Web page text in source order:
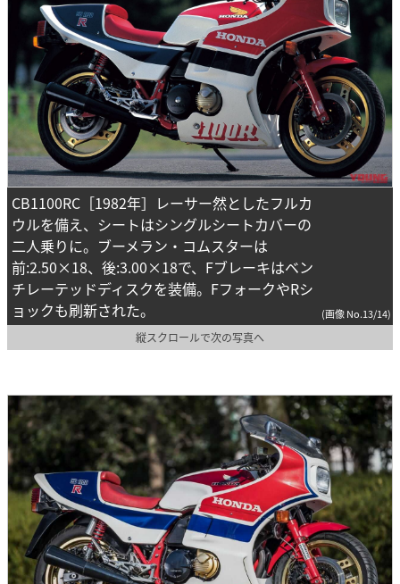
CB1100RC［1982年］レーサー然としたフルカ
ウルを備え、シートはシングルシートカバーの
二人乗りに。ブーメラン・コムスターは
前:2.50×18、後:3.00×18で、Fブレーキはベン
チレーテッドディスクを装備。FフォークやRシ
ョックも刷新された。
(画像 No.13/14)
縦スクロールで次の写真へ